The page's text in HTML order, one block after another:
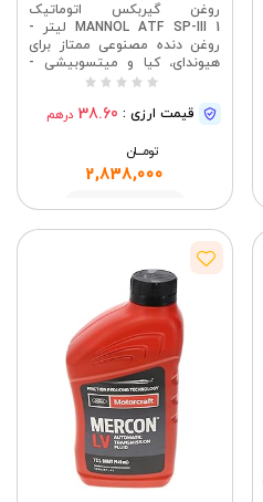
روغن گیربکس اتوماتیک
MANNOL ATF SP-III 1 لیتر -
روغن دنده مصنوعی ممتاز برای
هیوندای، کیا و میتسوبیشی -
تعویض دنده نرم و محافظت در
کیفیت MN8209 قیمت ارزی : 38.60 درهم
تومــــــان
2,838,000
مشاهده